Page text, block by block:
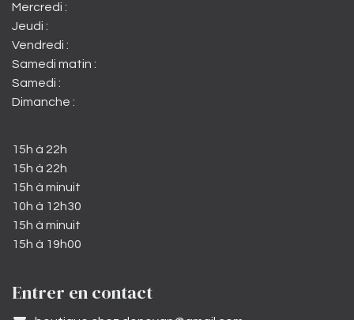
Mercredi :
Jeudi :
Vendredi :
Samedi matin :
Samedi :
Dimanche :
15h à 22h
15h à 22h
15h à minuit
10h à 12h30
15h à minuit
15h à 19h00
Entrer en contact